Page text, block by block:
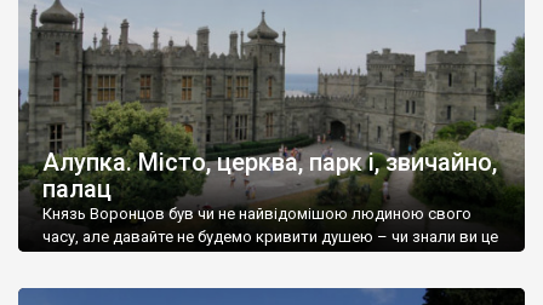
Алупка. Місто, церква, парк і, звичайно,
палац
Князь Воронцов був чи не найвідомішою людиною свого
часу, але давайте не будемо кривити душею – чи знали ви це